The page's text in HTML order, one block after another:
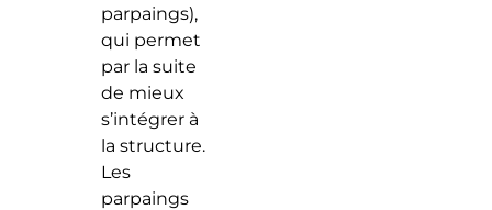
parpaings),
qui permet
par la suite
de mieux
s’intégrer à
la structure.
Les
parpaings